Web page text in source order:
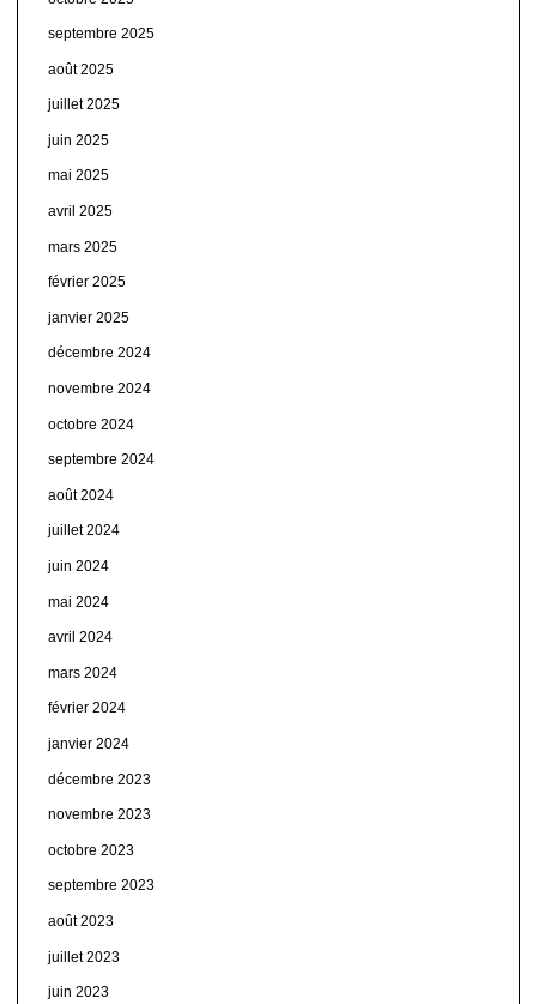
septembre 2025
août 2025
juillet 2025
juin 2025
mai 2025
avril 2025
mars 2025
février 2025
janvier 2025
décembre 2024
novembre 2024
octobre 2024
septembre 2024
août 2024
juillet 2024
juin 2024
mai 2024
avril 2024
mars 2024
février 2024
janvier 2024
décembre 2023
novembre 2023
octobre 2023
septembre 2023
août 2023
juillet 2023
juin 2023